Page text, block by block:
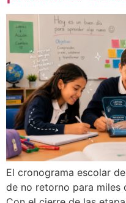
El cronograma escolar
de no retorno para miles